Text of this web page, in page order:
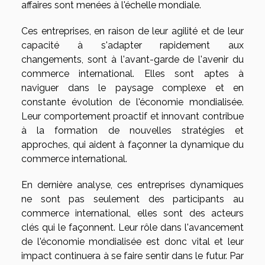
affaires sont menées à l'échelle mondiale.
Ces entreprises, en raison de leur agilité et de leur
capacité à s'adapter rapidement aux
changements, sont à l'avant-garde de l'avenir du
commerce international. Elles sont aptes à
naviguer dans le paysage complexe et en
constante évolution de l'économie mondialisée.
Leur comportement proactif et innovant contribue
à la formation de nouvelles stratégies et
approches, qui aident à façonner la dynamique du
commerce international.
En dernière analyse, ces entreprises dynamiques
ne sont pas seulement des participants au
commerce international, elles sont des acteurs
clés qui le façonnent. Leur rôle dans l'avancement
de l'économie mondialisée est donc vital et leur
impact continuera à se faire sentir dans le futur. Par